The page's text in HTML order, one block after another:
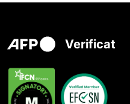
Verificat